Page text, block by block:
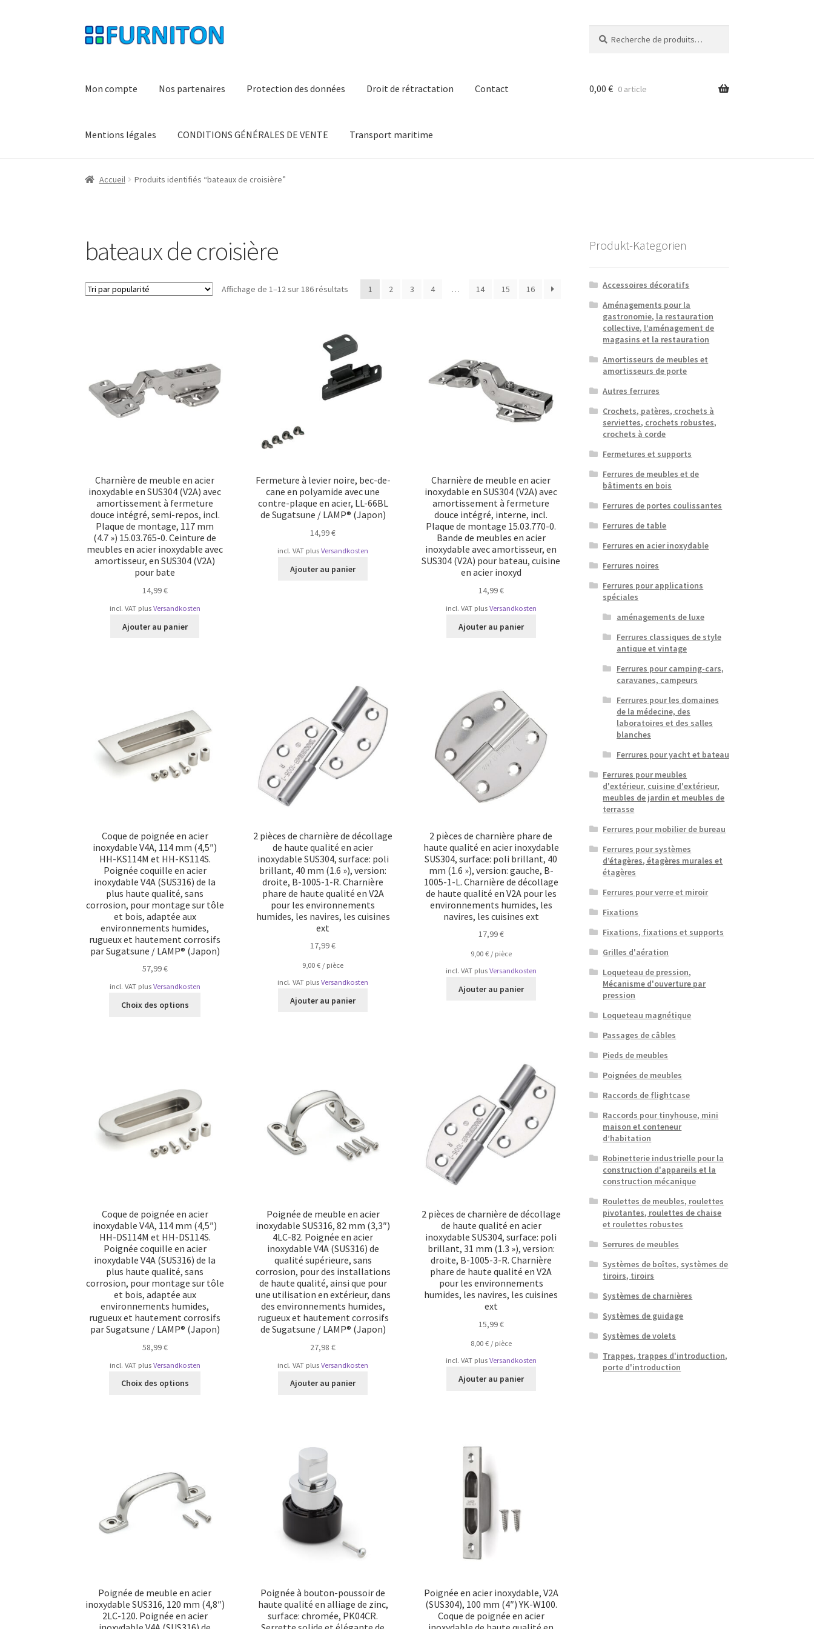
Aller
à
Aller
au
pour :
Mon compte Nos partenaires Protection des données Droit de rétractation Contact
Mentions légales CONDITIONS GÉNÉRALES DE VENTE Transport maritime
0,00 € 0 article
Accueil Produits identifiés “bateaux de croisière”
bateaux de croisière
Affichage de 1–12 sur 186 résultats 1 2 3 4 … 14 15 16
Charnière de meuble en acier
inoxydable en SUS304 (V2A) avec
amortissement à fermeture
douce intégré, semi-repos, incl.
Plaque de montage, 117 mm
(4.7 ») 15.03.765-0. Ceinture de
meubles en acier inoxydable avec
amortisseur, en SUS304 (V2A)
pour bate
14,99€
incl. VAT plus Versandkosten
Ajouter au panier
Fermeture à levier noire, bec-de-
cane en polyamide avec une
contre-plaque en acier, LL-66BL
de Sugatsune / LAMP® (Japon)
14,99€
incl. VAT plusVersandkosten
Ajouter au panier
Charnière de meuble en acier
inoxydable en SUS304 (V2A) avec
amortissement à fermeture
douce intégré, interne, incl.
Plaque de montage 15.03.770-0.
Bande de meubles en acier
inoxydable avec amortisseur, en
SUS304 (V2A) pour bateau, cuisine
en acier inoxyd
14,99€
incl. VAT plus Versandkosten
Ajouter au panier
Coque de poignée en acier
inoxydable V4A, 114 mm (4,5″)
HH-KS114M et HH-KS114S.
Poignée coquille en acier
inoxydable V4A (SUS316) de la
plus haute qualité, sans
corrosion, pour montage sur tôle
et bois, adaptée aux
environnements humides,
rugueux et hautement corrosifs
par Sugatsune / LAMP® (Japon)
57,99€
incl. VAT plus Versandkosten
Choix des options
être
sur
2 pièces de charnière de décollage
de haute qualité en acier
inoxydable SUS304, surface: poli
brillant, 40 mm (1.6 »), version:
droite, B-1005-1-R. Charnière
phare de haute qualité en V2A
pour les environnements
humides, les navires, les cuisines
ext
17,99€
9,00€ / pièce
incl. VAT plusVersandkosten
Ajouter au panier
2 pièces de charnière phare de
haute qualité en acier inoxydable
SUS304, surface: poli brillant, 40
mm (1.6 »), version: gauche, B-
1005-1-L. Charnière de décollage
de haute qualité en V2A pour les
environnements humides, les
navires, les cuisines ext
17,99€
9,00 €/ pièce
incl. VAT plus Versandkosten
Ajouter au panier
Coque de poignée en acier
inoxydable V4A, 114 mm (4,5″)
HH-DS114M et HH-DS114S.
Poignée coquille en acier
inoxydable V4A (SUS316) de la
plus haute qualité, sans
corrosion, pour montage sur tôle
et bois, adaptée aux
environnements humides,
rugueux et hautement corrosifs
par Sugatsune / LAMP® (Japon)
58,99€
incl. VAT plus Versandkosten
Choix des options
être
choisies
sur
la
Poignée de meuble en acier
inoxydable SUS316, 82 mm (3,3″)
4LC-82. Poignée en acier
inoxydable V4A (SUS316) de
qualité supérieure, sans
corrosion, pour des installations
de haute qualité, ainsi que pour
une utilisation en extérieur, dans
des environnements humides,
rugueux et hautement corrosifs
de Sugatsune / LAMP® (Japon)
27,98€
incl. VAT plusVersandkosten
Ajouter au panier
2 pièces de charnière de décollage
de haute qualité en acier
inoxydable SUS304, surface: poli
brillant, 31 mm (1.3 »), version:
droite, B-1005-3-R. Charnière
phare de haute qualité en V2A
pour les environnements
humides, les navires, les cuisines
ext
15,99€
8,00 €/ pièce
incl. VAT plus Versandkosten
Ajouter au panier
Poignée de meuble en acier
inoxydable SUS316, 120 mm (4,8″)
2LC-120. Poignée en acier
Poignée à bouton-poussoir de
haute qualité en alliage de zinc,
surface: chromée, PK04CR.
Poignée en acier inoxydable, V2A
(SUS304), 100 mm (4″) YK-W100.
Coque de poignée en acier
Produkt-Kategorien
Accessoires décoratifs
Aménagements pour la
gastronomie, la restauration
collective, l’aménagement de
magasins et la restauration
Amortisseurs de meubles et
amortisseurs de porte
Autres ferrures
Crochets, patères, crochets à
serviettes, crochets robustes,
crochets à corde
Fermetures et supports
Ferrures de meubles et de
bâtiments en bois
Ferrures de portes coulissantes
Ferrures de table
Ferrures en acier inoxydable
Ferrures noires
Ferrures pour applications
spéciales
aménagements de luxe
Ferrures classiques de style
antique et vintage
Ferrures pour camping-cars,
caravanes, campeurs
Ferrures pour les domaines
de la médecine, des
laboratoires et des salles
blanches
Ferrures pour yacht et bateau
Ferrures pour meubles
d'extérieur, cuisine d'extérieur,
meubles de jardin et meubles de
terrasse
Ferrures pour mobilier de bureau
Ferrures pour systèmes
d’étagères, étagères murales et
étagères
Ferrures pour verre et miroir
Fixations
Fixations, fixations et supports
Grilles d'aération
Loqueteau de pression,
Mécanisme d'ouverture par
pression
Loqueteau magnétique
Passages de câbles
Pieds de meubles
Poignées de meubles
Raccords de flightcase
Raccords pour tinyhouse, mini
maison et conteneur
d’habitation
Robinetterie industrielle pour la
construction d'appareils et la
construction mécanique
Roulettes de meubles, roulettes
pivotantes, roulettes de chaise
et roulettes robustes
Serrures de meubles
Systèmes de boîtes, systèmes de
tiroirs, tiroirs
Systèmes de charnières
Systèmes de guidage
Systèmes de volets
Trappes, trappes d'introduction,
porte d'introduction